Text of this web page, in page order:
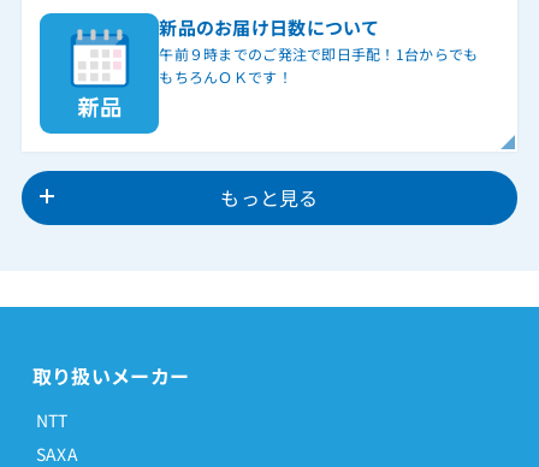
新品のお届け日数について
午前９時までのご発注で即日手配！1台からでも
もちろんＯＫです！
もっと見る
取り扱いメーカー
NTT
SAXA